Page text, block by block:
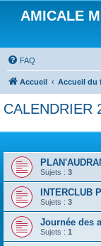
AMICALE
FAQ
Accueil Accueil du
CALENDRIER
Sujets : 3
INTERCLUB
Sujets : 3
Journée des
Sujets : 1